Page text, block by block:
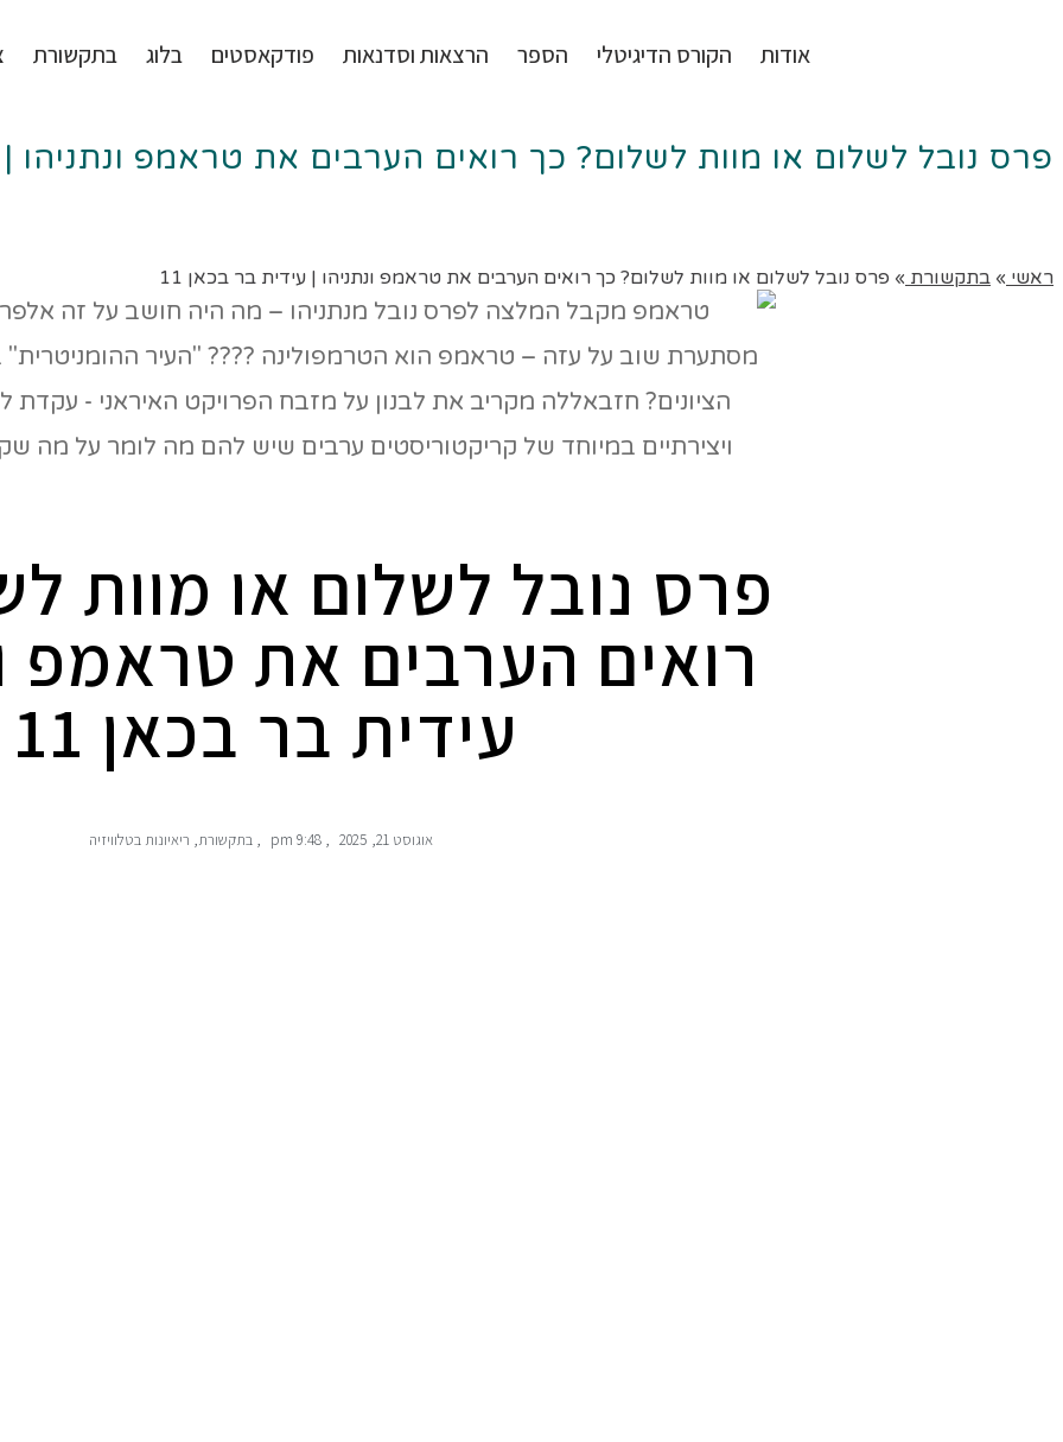
אודות הקורס הדיגיטלי הספר הרצאות וסדנאות פודקאסטים בלוג בתקשורת
פרס נובל לשלום או מוות לשלום? כך רואים הערבים את טראמפ ונתניהו |
ראשי » בתקשורת » פרס נובל לשלום או מוות לשלום? כך רואים הערבים את טראמפ ונתניהו | עידית בר בכאן 11
פרס נובל לשלום או מוות
רואים הערבים את טראמפ
עידית בר בכאן 11
אוגוסט 21, 2025 ,
9:48 pm
, בתקשורת, ריאיונות בטלוויזיה